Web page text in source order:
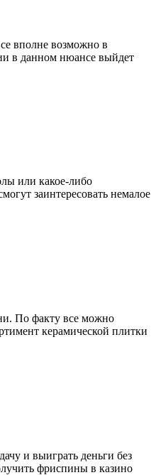
вполне возможно в
в данном нюансе выйдет
или какое-либо
заинтересовать немалое
По факту все можно
керамической плитки
и выиграть деньги без
фриспины в казино